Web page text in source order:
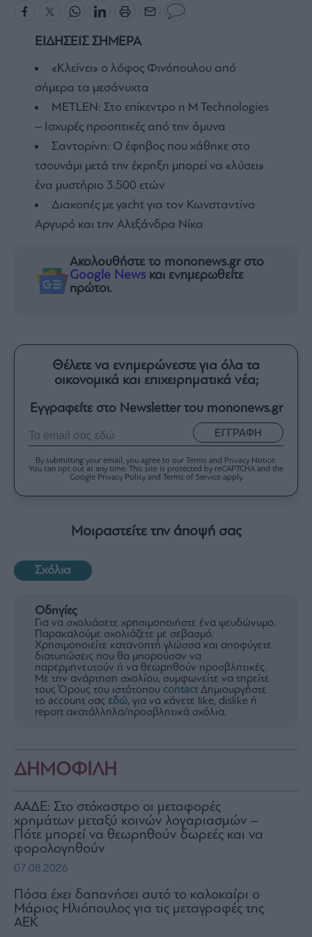
ΕΙΔΗΣΕΙΣ ΣΗΜΕΡΑ
«Κλείνει» ο λόφος Φινόπουλου από
σήμερα τα μεσάνυχτα
METLEN: Στο επίκεντρο η M Technologies
– Ισχυρές προοπτικές από την άμυνα
Σαντορίνη: Ο έφηβος που χάθηκε στο
τσουνάμι μετά την έκρηξη μπορεί να «λύσει»
ένα μυστήριο 3.500 ετών
Διακοπές με yacht για τον Κωνσταντίνο
Αργυρό και την Αλεξάνδρα Νίκα
Ακολουθήστε το mononews.gr στο
Google News και ενημερωθείτε
πρώτοι.
Θέλετε να ενημερώνεστε για όλα τα
οικονομικά και επιχειρηματικά νέα;
Εγγραφείτε στο Newsletter του mononews.gr
ΕΓΓΡΑΦΗ
By submitting your email, you agree to our Terms and Privacy Notice.
You can opt out at any time. This site is protected by reCAPTCHA and the
Google Privacy Policy and Terms of Service apply.
Μοιραστείτε την άποψή σας
Σχόλια
Οδηγίες
Για να σχολιάσετε χρησιμοποιήστε ένα ψευδώνυμο.
Παρακαλούμε σχολιάζετε με σεβασμό.
Χρησιμοποιείτε κατανοητή γλώσσα και αποφύγετε
διατυπώσεις που θα μπορούσαν να
παρερμηνευτούν ή να θεωρηθούν προσβλητικές.
Με την ανάρτηση σχολίου, συμφωνείτε να τηρείτε
τους Όρους του ιστότοπου contactΔημιουργήστε
το account σας εδώ, για να κάνετε like, dislike ή
report ακατάλληλα/προσβλητικά σχόλια.
ΔΗΜΟΦΙΛΗ
ΑΑΔΕ: Στο στόχαστρο οι μεταφορές
χρημάτων μεταξύ κοινών λογαριασμών –
Πότε μπορεί να θεωρηθούν δωρεές και να
φορολογηθούν
07.08.2026
Πόσα έχει δαπανήσει αυτό το καλοκαίρι ο
Μάριος Ηλιόπουλος για τις μεταγραφές της
ΑΕΚ